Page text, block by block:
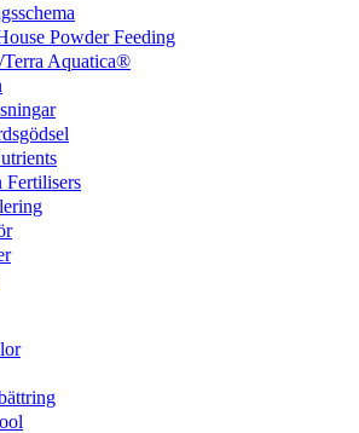
Powder Feeding
Aquatica®
Fertilisers